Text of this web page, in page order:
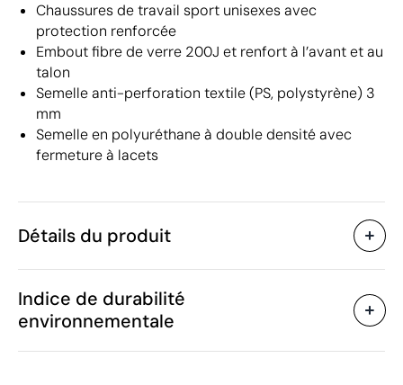
Chaussures de travail sport unisexes avec
protection renforcée
Embout fibre de verre 200J et renfort à l’avant et au
talon
Semelle anti-perforation textile (PS, polystyrène) 3
mm
Semelle en polyuréthane à double densité avec
fermeture à lacets
Détails du produit
Caractéristiques
Code du produit
Quantité minimum
Poids
1350 g
Indice de durabilité
environnementale